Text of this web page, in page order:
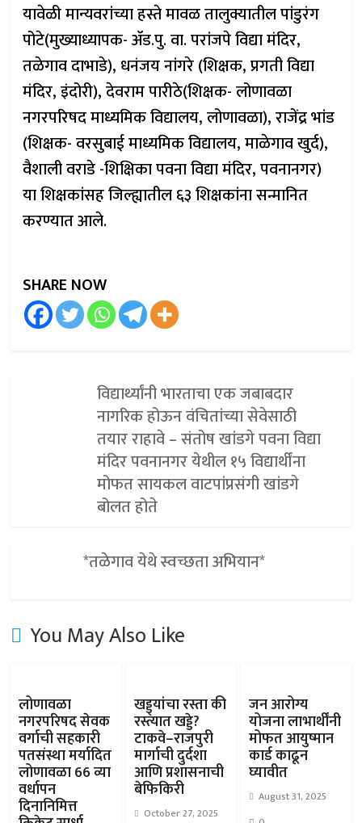
यावेळी मान्यवरांच्या हस्ते मावळ तालुक्यातील पांडुरंग
पोटे(मुख्याध्यापक- ॲड.पु. वा. परांजपे विद्या मंदिर,
तळेगाव दाभाडे), धनंजय नांगरे (शिक्षक, प्रगती विद्या
मंदिर, इंदोरी), देवराम पारीठे(शिक्षक- लोणावळा
नगरपरिषद माध्यमिक विद्यालय, लोणावळा), राजेंद्र भांड
(शिक्षक- वरसुबाई माध्यमिक विद्यालय, माळेगाव खुर्द),
वैशाली वराडे -शिक्षिका पवना विद्या मंदिर, पवनानगर)
या शिक्षकांसह जिल्ह्यातील ६३ शिक्षकांना सन्मानित
करण्यात आले.
SHARE NOW
विद्यार्थ्यांनी भारताचा एक जबाबदार
नागरिक होऊन वंचितांच्या सेवेसाठी
तयार राहावे – संतोष खांडगे पवना विद्या
मंदिर पवनानगर येथील १५ विद्यार्थींना
मोफत सायकल वाटपांप्रसंगी खांडगे
बोलत होते
*तळेगाव येथे स्वच्छता अभियान*
You May Also Like
लोणावळा
नगरपरिषद सेवक
वर्गाची सहकारी
पतसंस्था मर्यादित
लोणावळा 66 व्या
वर्धापन
दिनानिमित्त
खड्ड्यांचा रस्ता की
रस्त्यात खड्डे?
टाकवे–राजपुरी
मार्गाची दुर्दशा
आणि प्रशासनाची
बेफिकिरी
October 27, 2025
जन आरोग्य
योजना लाभार्थींनी
मोफत आयुष्मान
कार्ड काढून
घ्यावीत
August 31, 2025